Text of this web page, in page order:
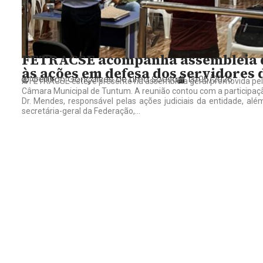
FETRACSE acompanha
às ações em defesa dos servidores
Gelilson Gonçalves de Lima Sousa 13/05/2026
A FETRACSE esteve presente na assembleia geral promovida
Câmara Municipal de Tuntum. A reunião contou com a
Dr. Mendes, responsável pelas ações judiciais da entidade,
secretária-geral da Federação,...